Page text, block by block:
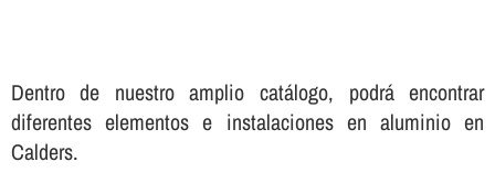
Dentro de nuestro amplio catálogo, podrá encontrar
diferentes elementos e instalaciones en aluminio en
Calders.